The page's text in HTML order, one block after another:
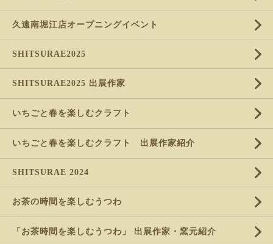
久遠南堀江店オープニングイベント
SHITSURAE2025
SHITSURAE2025 出展作家
いちごと春を楽しむクラフト
いちごと春を楽しむクラフト 出展作家紹介
SHITSURAE 2024
お茶の時間を楽しむうつわ
「お茶時間を楽しむうつわ」 出展作家・窯元紹介